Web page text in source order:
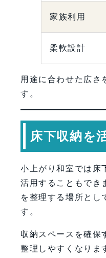
家族利用
柔軟設計
用途に合わせた広さ
す。
床下収納を
小上がり和室では床
活用することもでき
を整理する場所とし
す。
収納スペースを確保
整理しやすくなりま